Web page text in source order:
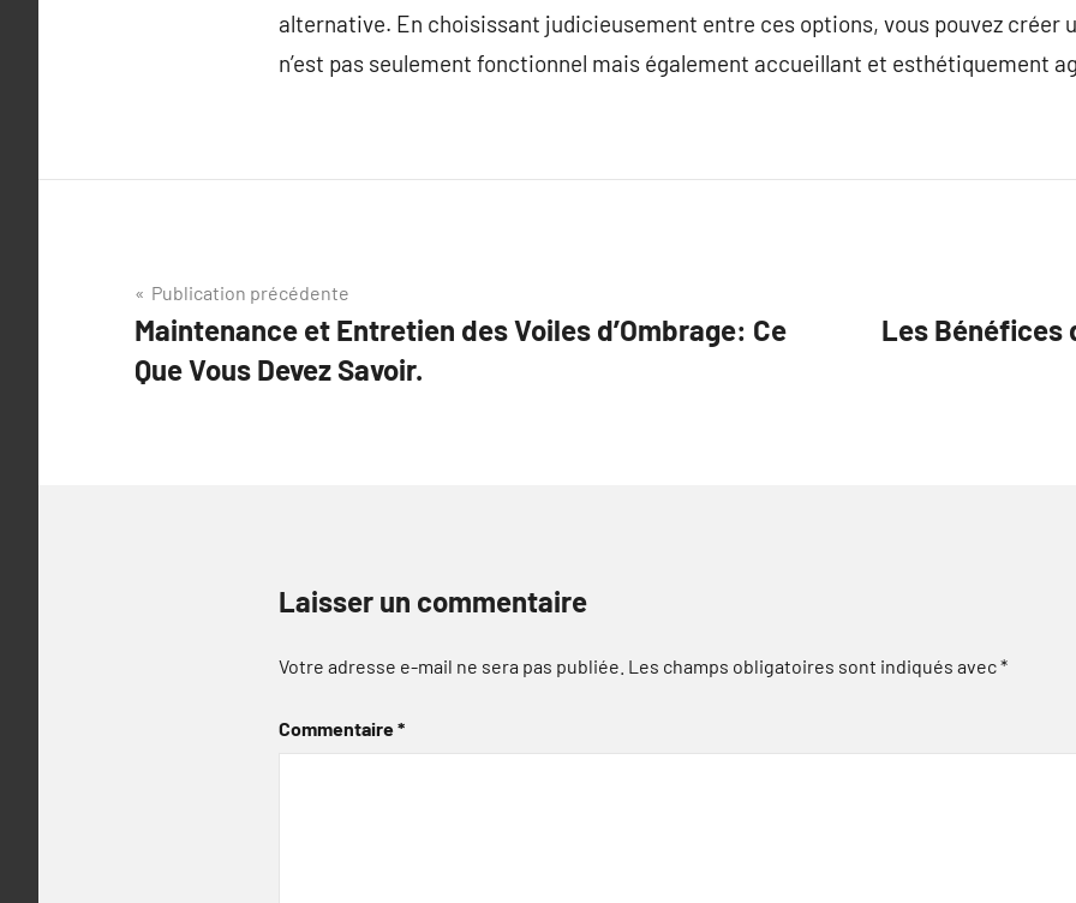
alternative. En choisissant judicieusement entre ces options, vous pouvez créer
n’est pas seulement fonctionnel mais également accueillant et esthétiquement
Navigation
de
l’article
Publication précédente
Maintenance et Entretien des Voiles d’Ombrage: Ce
Que Vous Devez Savoir.
Les Bénéfices
Laisser un commentaire
Votre adresse e-mail ne sera pas publiée. Les champs obligatoires sont indiqués avec*
Commentaire*